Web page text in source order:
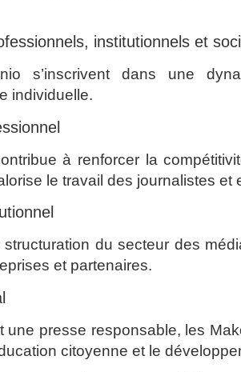
institutionnels et
s’inscrivent dans une
individuelle.
à renforcer la
le travail des journalistes
du secteur des
et partenaires.
une presse responsable, les
citoyenne et le